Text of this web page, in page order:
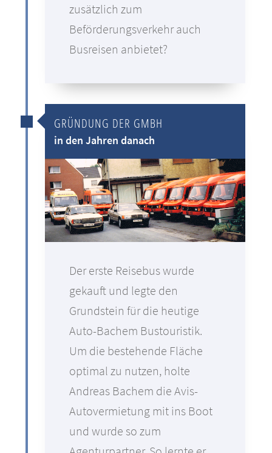
zusätzlich zum
Beförderungsverkehr auch
Busreisen anbietet?
GRÜNDUNG DER GMBH
in den Jahren danach
Der erste Reisebus wurde
gekauft und legte den
Grundstein für die heutige
Auto-Bachem Bustouristik.
Um die bestehende Fläche
optimal zu nutzen, holte
Andreas Bachem die Avis-
Autovermietung mit ins Boot
und wurde so zum